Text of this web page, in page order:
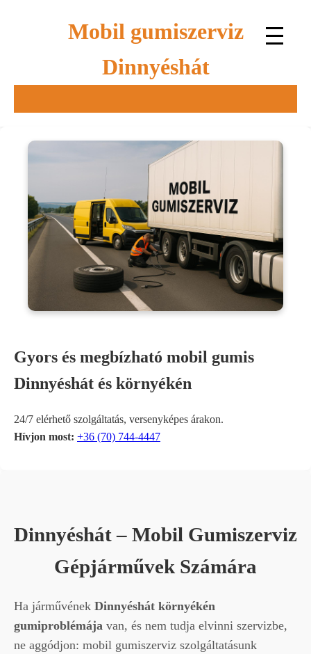
Mobil gumiszerviz
Dinnyéshát
Gyors és megbízható mobil gumis
Dinnyéshát és környékén
24/7 elérhető szolgáltatás, versenyképes árakon.
Hívjon most: +36 (70) 744-4447
Dinnyéshát – Mobil Gumiszerviz
Gépjárművek Számára
Ha járművének Dinnyéshát környékén
gumiproblémája van, és nem tudja elvinni szervizbe,
ne aggódjon: mobil gumiszerviz szolgáltatásunk